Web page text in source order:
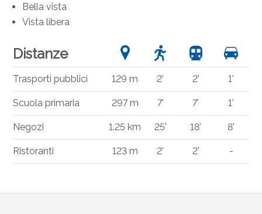
Bella vista
Vista libera
Distanze
Trasporti pubblici 129 m 2' 2' 1'
Scuola primaria 297 m 7' 7' 1'
Negozi 1.25 km 25' 18' 8'
Ristoranti 123 m 2' 2' -